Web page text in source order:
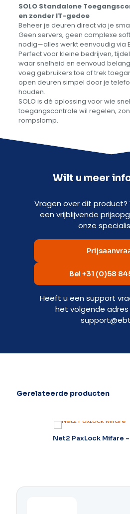
SOLO Standalone
en zonder IT-gedoe
Beheer je deuren direct via je
Geen servers, geen complexe
nodig—alles werkt eenvoudig via
Perfect voor kleine bedrijven,
waar snelheid en eenvoud
voeg gebruikers toe of trek
open deuren simpel door je
houden.
SOLO is dé oplossing voor wie
toegangscontrole wil regelen,
rompslomp.
Wilt u meer
Vragen over dit product?
een vrijblijvende
onze
Bel +31 (0)58
Heeft u een support
het volgende adres
Gerelateerde producten
Net2 PaxLock Mifare